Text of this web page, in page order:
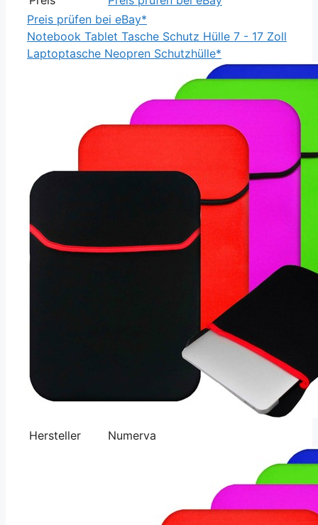
Preis prüfen bei eBay*
Notebook Tablet Tasche Schutz Hülle 7 - 17 Zoll
Laptoptasche Neopren Schutzhülle*
Hersteller Numerva